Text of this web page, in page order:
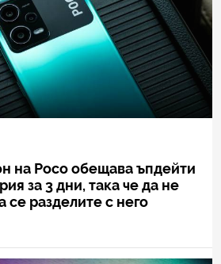
на Poco обещава ъпдейти
за 3 дни, така че да не
се разделите с него